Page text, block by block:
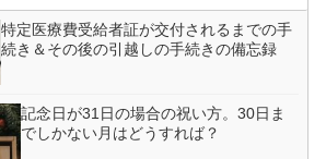
特定医療費受給者証が交付されるまでの手
続き＆その後の引越しの手続きの備忘録
記念日が31日の場合の祝い方。30日ま
でしかない月はどうすれば？